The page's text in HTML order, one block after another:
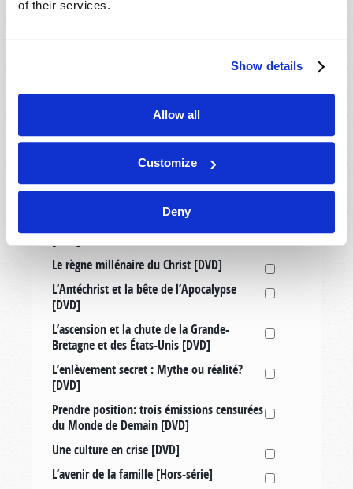
of their services.
Show details
Allow all
Customize
Deny
Médias
Comprendre votre monde: Point de vue du
Monde de Demain [DVD]
Échappez à la grande tribulation [DVD]
Élever de bons enfants dans un monde
Le règne millénaire du Christ [DVD]
L’Antéchrist et la bête de l’Apocalypse
[DVD]
L’ascension et la chute de la Grande-
Bretagne et des États-Unis [DVD]
L’enlèvement secret : Mythe ou réalité?
[DVD]
Prendre position: trois émissions censurées
du Monde de Demain [DVD]
Une culture en crise [DVD]
L’avenir de la famille [Hors-série]